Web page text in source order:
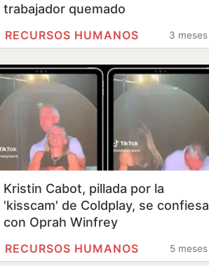
trabajador quemado
3 meses
RECURSOS HUMANOS
Kristin Cabot, pillada por la
'kisscam' de Coldplay, se confiesa
con Oprah Winfrey
5 meses
RECURSOS HUMANOS